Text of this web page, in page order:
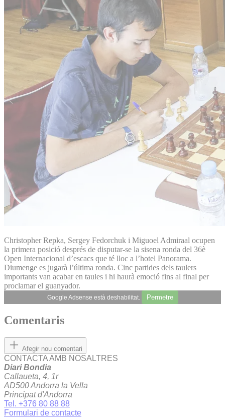
Christopher Repka, Sergey Fedorchuk i Miguoel Admiraal ocupen
la primera posició després de disputar-se la sisena ronda del 36è
Open Internacional d’escacs que té lloc a l’hotel Panorama.
Diumenge es jugarà l’última ronda. Cinc partides dels taulers
importants van acabar en taules i hi haurà emoció fins al final per
proclamar el guanyador.
Google Adsense està deshabilitat. Permetre
Comentaris
Afegir nou comentari
CONTACTA AMB NOSALTRES
Diari Bondia
Callaueta, 4, 1r
AD500 Andorra la Vella
Principat d'Andorra
Tel. +376 80 88 88
Formulari de contacte